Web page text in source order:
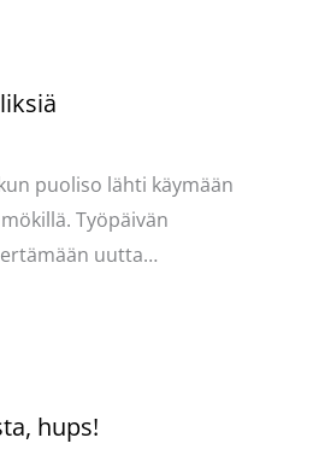
puoliso lähti käymään
Työpäivän
uutta…
hups!